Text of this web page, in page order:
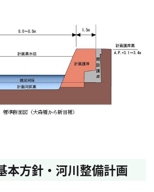
本方針・河川整備計画